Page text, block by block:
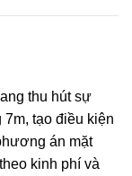
thu hút sự
tạo điều kiện
án mặt
kinh phí và